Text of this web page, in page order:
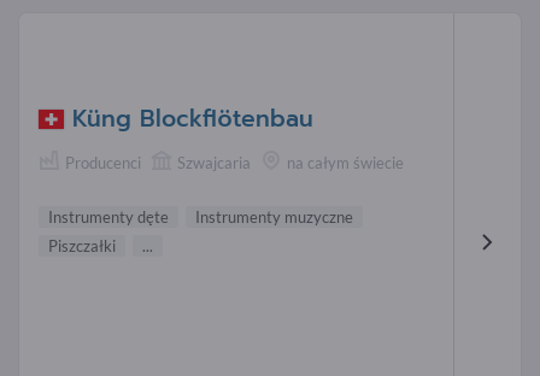
Küng Blockflötenbau
Producenci Szwajcaria na całym świecie
Instrumenty dęte
Instrumenty muzyczne
Piszczałki
...